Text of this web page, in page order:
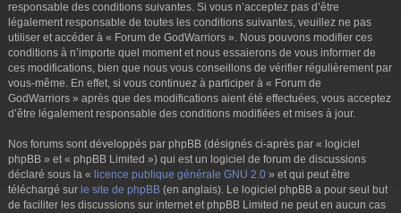
responsable des conditions suivantes. Si vous n’acceptez pas d’être
légalement responsable de toutes les conditions suivantes, veuillez ne pas
utiliser et accéder à « Forum de GodWarriors ». Nous pouvons modifier ces
conditions à n’importe quel moment et nous essaierons de vous informer de
ces modifications, bien que nous vous conseillons de vérifier régulièrement par
vous-même. En effet, si vous continuez à participer à « Forum de
GodWarriors » après que des modifications aient été effectuées, vous acceptez
d’être légalement responsable des conditions modifiées et mises à jour.
Nos forums sont développés par phpBB (désignés ci-après par « logiciel
phpBB » et « phpBB Limited ») qui est un logiciel de forum de discussions
déclaré sous la « licence publique générale GNU 2.0 » et qui peut être
téléchargé sur le site de phpBB (en anglais). Le logiciel phpBB a pour seul but
de faciliter les discussions sur internet et phpBB Limited ne peut en aucun cas